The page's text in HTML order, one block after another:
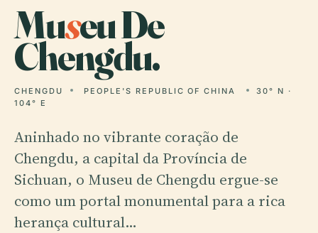
Museu De
Chengdu.
CHENGDU PEOPLE'S REPUBLIC OF CHINA
30° N ·
104° E
Aninhado no vibrante coração de
Chengdu, a capital da Província de
Sichuan, o Museu de Chengdu ergue-se
como um portal monumental para a rica
herança cultural…